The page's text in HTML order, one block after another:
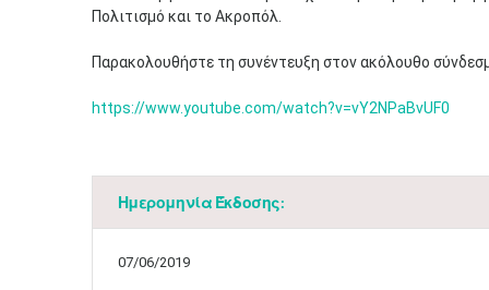
Πολιτισμό και το Ακροπόλ.
Παρακολουθήστε τη συνέντευξη στον ακόλουθο
https://www.youtube.com/watch?v=vY2NPaBvUF0​​​
Ημερομηνία Έκδοσης:
07/06/2019